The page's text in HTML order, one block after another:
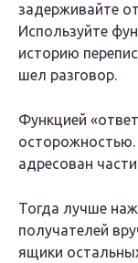
задерживайте
Используйте
историю
шел разговор.
Функцией
адресован
Тогда лучше
получателей
ящики